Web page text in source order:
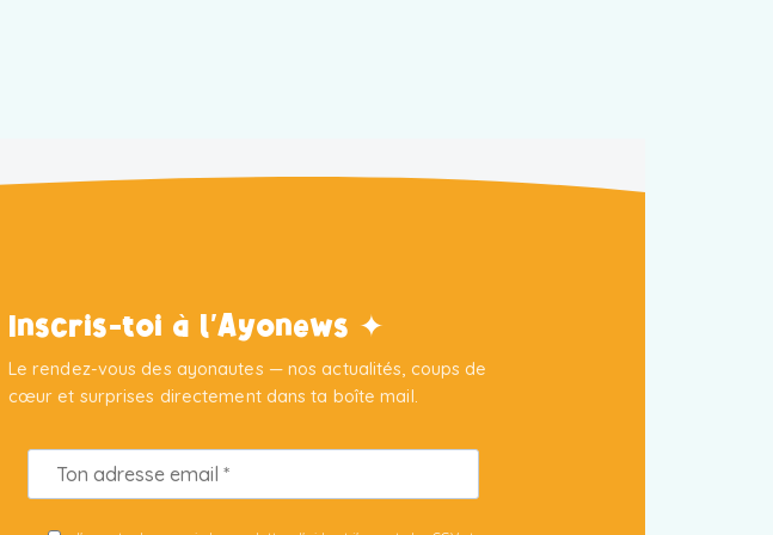
Inscris-toi à l'Ayonews ✦
Le rendez-vous des ayonautes — nos actualités, coups de
cœur et surprises directement dans ta boîte mail.